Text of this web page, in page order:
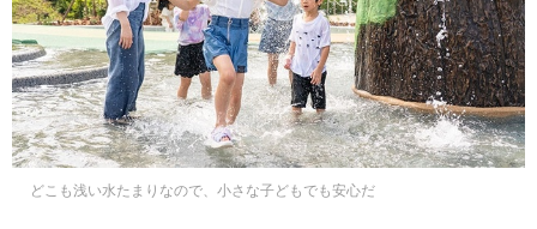
どこも浅い水たまりなので、小さな子どもでも安心だ